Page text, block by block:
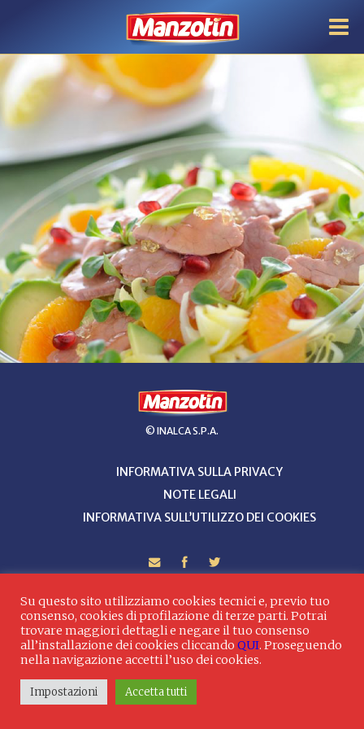
© INALCA S.P.A.
INFORMATIVA SULLA PRIVACY
NOTE LEGALI
INFORMATIVA SULL’UTILIZZO DEI COOKIES
Su questo sito utilizziamo cookies tecnici e, previo tuo
consenso, cookies di profilazione di terze parti. Potrai
trovare maggiori dettagli e negare il tuo consenso
all’installazione dei cookies cliccando QUI. Proseguendo
nella navigazione accetti l’uso dei cookies.
Impostazioni Accetta tutti